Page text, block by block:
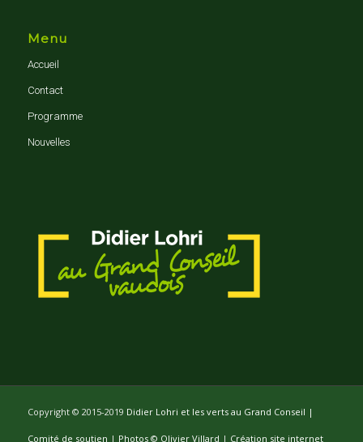
Menu
Accueil
Contact
Programme
Nouvelles
Copyright © 2015-2019 Didier Lohri et les verts au Grand Conseil |
Comité de soutien | Photos © Olivier Villard | Création site internet